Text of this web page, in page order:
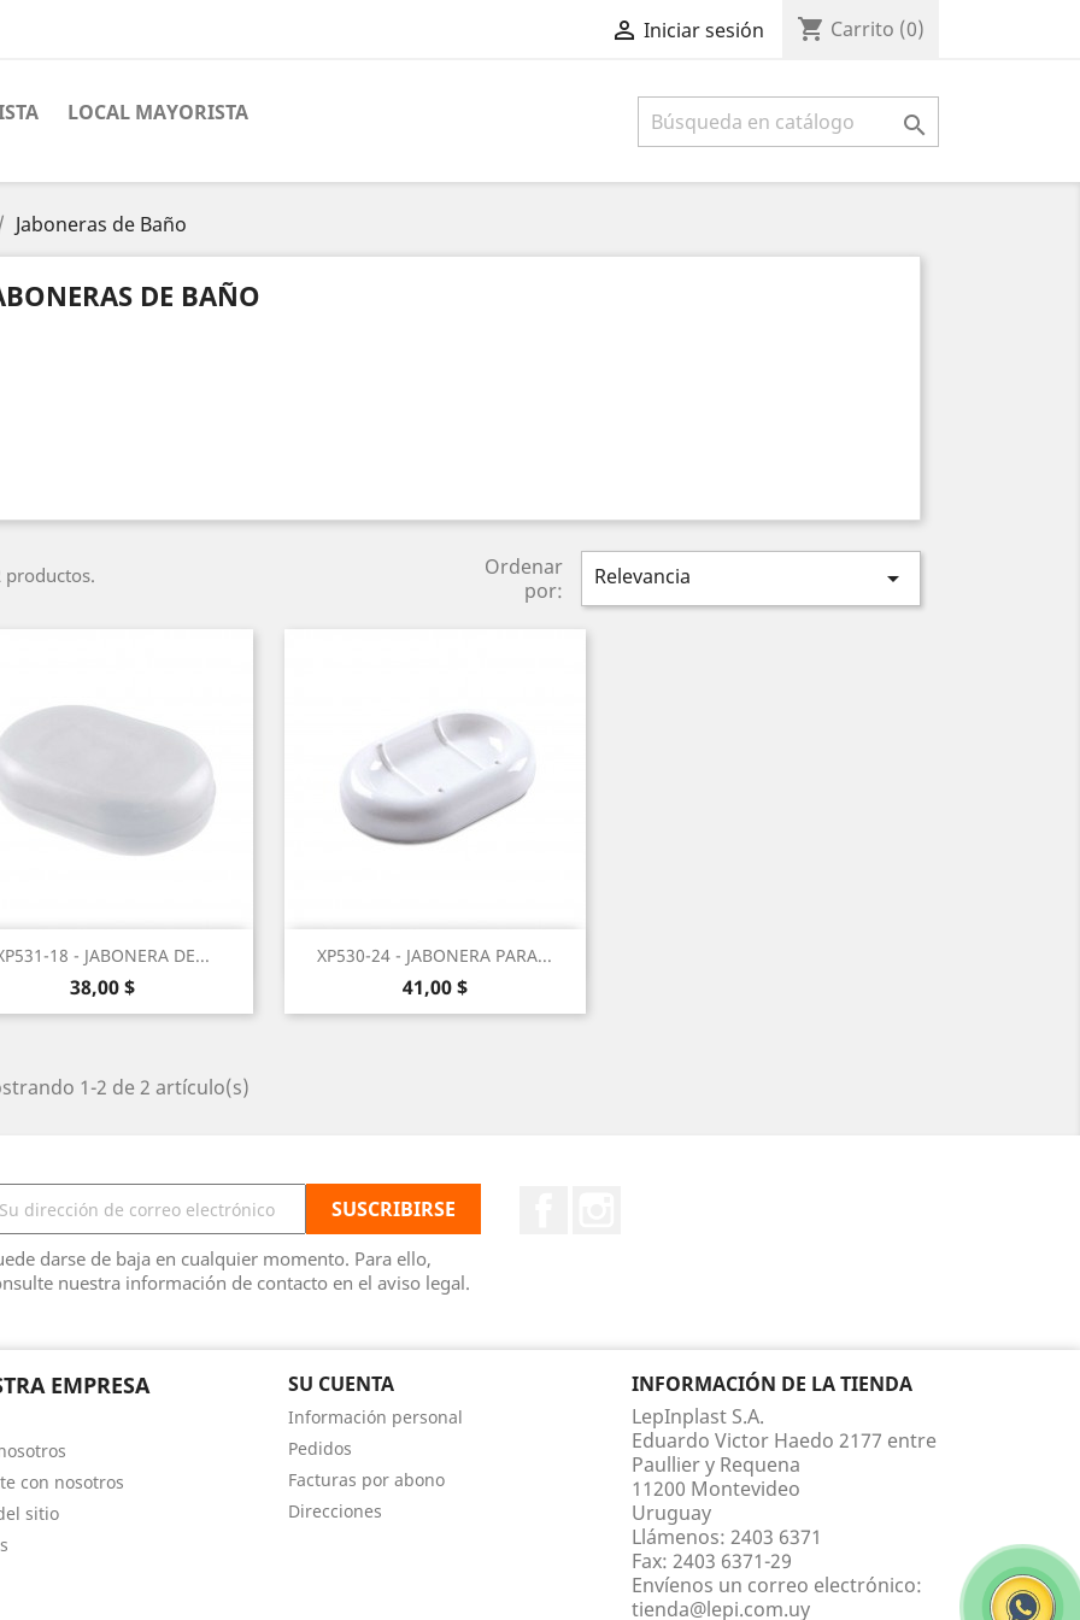
 Iniciar sesión shopping_cart Carrito (0)
LOCAL MAYORISTA 
Jaboneras de Baño
DE BAÑO
productos.
Ordenar
por:
Relevancia 
18 - JABONERA DE...
Precio
38,00 $
Vista rápida XP530-24 - JABONERA PARA...
Precio
41,00 $
Vista rápida
1-2 de 2 artículo(s)
darse de baja en cualquier momento. Para ello,
nuestra información de contacto en el aviso legal.
EMPRESA
con nosotros
sitio
SU CUENTA
Información personal
Pedidos
Facturas por abono
Direcciones
INFORMACIÓN DE LA TIENDA
LepInplast S.A.
Eduardo Victor Haedo 2177 entre
Paullier y Requena
11200 Montevideo
Uruguay
Llámenos: 2403 6371
Fax: 2403 6371-29
Envíenos un correo electrónico:
tienda@lepi.com.uy